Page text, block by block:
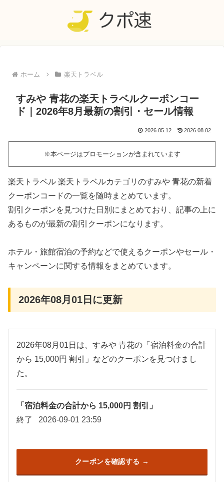
ホーム 楽天トラベル
すみや 青花の楽天トラベルクーポンコー
ド｜2026年8月最新の割引・セール情報
2026.05.12 2026.08.02
※本ページはプロモーションが含まれています
楽天トラベル 楽天トラベルカテゴリのすみや 青花の新着
クーポンコードの一覧を随時まとめています。
割引クーポンを見つけた日別にまとめており、記事の上に
あるものが最新の割引クーポンになります。
ホテル・旅館宿泊の予約などで使えるクーポンやセール・
キャンペーンに関する情報をまとめています。
2026年08月01日に更新
2026年08月01日は、すみや 青花の「宿泊料金の合計
から 15,000円 割引」などのクーポンを見つけまし
た。
「宿泊料金の合計から 15,000円 割引」
終了
2026-09-01 23:59
クーポンを確認する